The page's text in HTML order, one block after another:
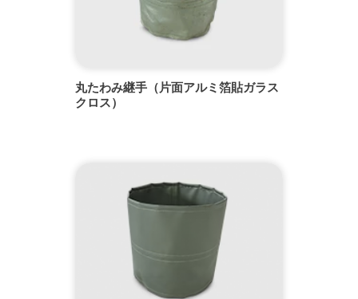
丸たわみ継手（片面アルミ箔貼ガラス
クロス）